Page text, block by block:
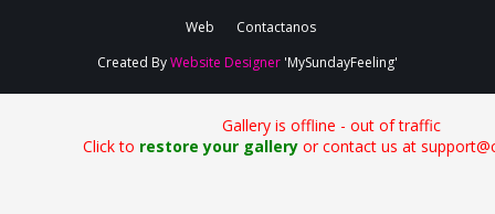
Web
Contactanos
Created ByWebsite Designer 'MySundayFeeling'
Gallery is offline - out of traffic
Click to restore your galleryor contact us at